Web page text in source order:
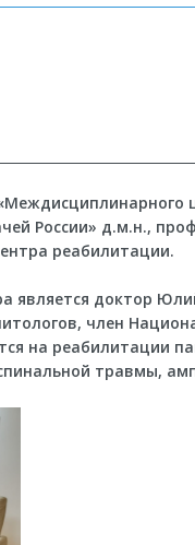
России» д.м.н.,
реабилитации.
доктор
член
на реабилитации
травмы,